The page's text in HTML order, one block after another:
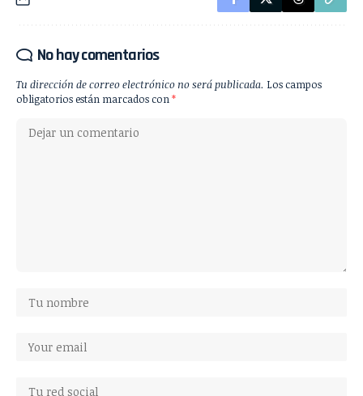
No hay comentarios
Tu dirección de correo electrónico no será publicada. Los campos
obligatorios están marcados con*